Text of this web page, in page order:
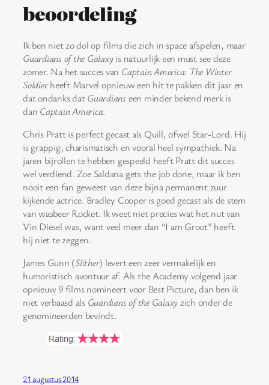
beoordeling
Ik ben niet zo dol op films die zich in space afspelen, maar
Guardians of the Galaxyis natuurlijk een must see deze
zomer. Na het succes van Captain America: The Winter
Soldierheeft Marvel opnieuw een hit te pakken dit jaar en
dat ondanks datGuardians een minder bekend merk is
dan Captain America.
Chris Pratt is perfect gecast als Quill, ofwel Star-Lord. Hij
is grappig, charismatisch en vooral heel sympathiek. Na
jaren bijrollen te hebben gespeeld heeft Pratt dit succes
wel verdiend. Zoe Saldana gets the job done, maar ik ben
nooit een fan geweest van deze bijna permanent zuur
kijkende actrice. Bradley Cooper is goed gecast als de stem
van wasbeer Rocket. Ik weet niet precies wat het nut van
Vin Diesel was, want veel meer dan “I am Groot” heeft
hij niet te zeggen.
James Gunn (Slither) levert een zeer vermakelijk en
humoristisch avontuur af. Als the Academy volgend jaar
opnieuw 9 films nomineert voor Best Picture, dan ben ik
niet verbaasd als Guardians of the Galaxyzich onder de
genomineerden bevindt.
21 augustus 2014